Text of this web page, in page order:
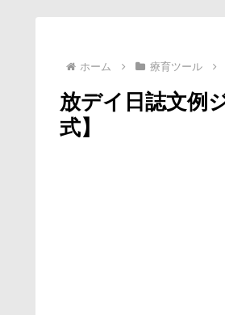
ホーム 療育ツール
放デイ日誌文例
式】